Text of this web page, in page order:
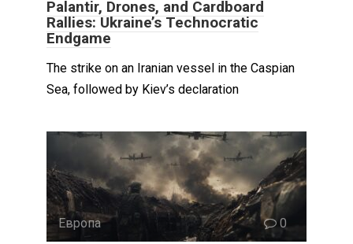
Palantir, Drones, and Cardboard
Rallies: Ukraine’s Technocratic
Endgame
The strike on an Iranian vessel in the Caspian
Sea, followed by Kiev’s declaration
Европа 0